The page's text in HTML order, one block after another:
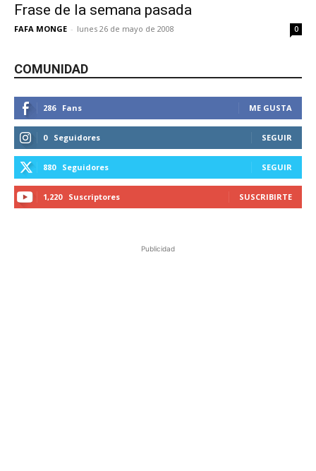
Frase de la semana pasada
FAFA MONGE - lunes 26 de mayo de 2008 0
COMUNIDAD
286 Fans ME GUSTA
0 Seguidores SEGUIR
880 Seguidores SEGUIR
1,220 Suscriptores SUSCRIBIRTE
Publicidad